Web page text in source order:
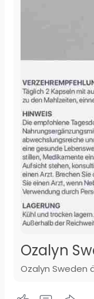
Ozalyn
Ozalyn